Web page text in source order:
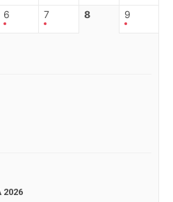
6 7 8 9
2026